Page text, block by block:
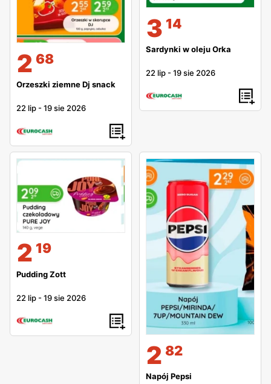
2 68
Orzeszki ziemne Dj snack
22 lip -19 sie 2026
3 14
Sardynki w oleju Orka
22 lip -19 sie 2026
2 19
Pudding Zott
22 lip -19 sie 2026
2 82
Napój Pepsi